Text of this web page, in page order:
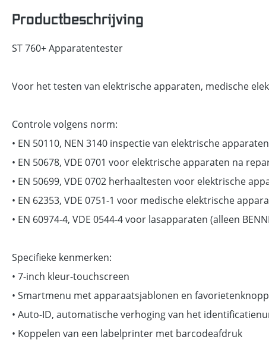
Productbeschrijving
ST 760+ Apparatentester
Voor het testen van elektrische apparaten, medische
Controle volgens norm:
• EN 50110, NEN 3140 inspectie van elektrische
• EN 50678, VDE 0701 voor elektrische apparaten na
• EN 50699, VDE 0702 herhaaltesten voor elektrische
• EN 62353, VDE 0751-1 voor medische elektrische
• EN 60974-4, VDE 0544-4 voor lasapparaten (alleen
Specifieke kenmerken:
• 7-inch kleur-touchscreen
• Smartmenu met apparaatsjablonen en
• Auto-ID, automatische verhoging van het
• Koppelen van een labelprinter met barcodeafdruk